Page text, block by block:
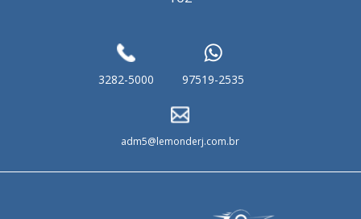
3282-5000 97519-2535
adm5@lemonderj.com.br